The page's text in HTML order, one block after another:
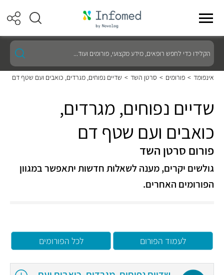
הקלידו
כדי
לחפש
רופאים,
מידע
ועוד...
אינפומד > פורומים > סרטן השד > שדיים נפוחים, מגרדים, כואבים ועם שטף דם
שדיים נפוחים, מגרדים,
כואבים ועם שטף דם
פורום סרטן השד
גולשים יקרים, מענה לשאלות חדשות יתאפשר במגוון
הפורומים האחרים.
לעמוד הפורום לכל הפורומים